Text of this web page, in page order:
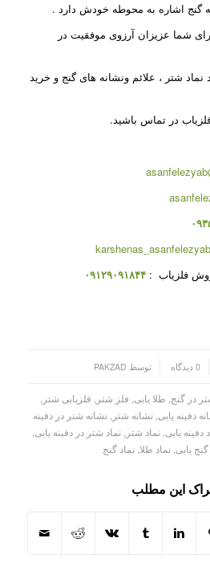
گنج اشاره به محوطه خودش دارد .
شما عزیزان آرزوی موفقیت در
شتر ، علائم ونشانه های گنج و خرید
در تماس باشید.
فلزیاب : ۰۹۱۲۹۰۹۱۸۴۴
0 دیدگاه توسط PAKZAD
در گنج طلا یابی فلز شتر فلزیابی شتر
دفینه یابی نشانه شتر
نشانه شتر در دفینه
دفینه یابی ,نماد شتر ,نماد شتر در دفینه یابی
یابی نماد طلا نماد گنج
این مطلب